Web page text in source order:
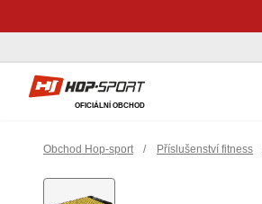
Hop-Sport.cz
OFICIÁLNÍ OBCHOD
Obchod Hop-sport / Příslušenství fitness